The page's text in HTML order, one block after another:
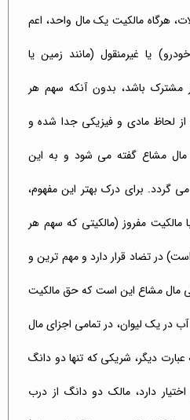
هرگاه مالکیت یک مال واحد، اعم
یا غیرمنقول (مانند زمین یا
مشترک باشد، بدون آنکه سهم هر
لحاظ مادی و فیزیکی جدا شده و
مال مشاع گفته می شود و به این
گردد. برای درک بهتر این مفهوم،
مالکیت مفروز (مالکیتی که سهم هر
در تضاد قرار دارد و مهم ترین و
مال مشاع این است که حق مالکیت
در یک لیوان، در تمامی اجزای مال
دیگر، شریکی که تنها دو دانگ
دارد، مالک دو دانگ از درب